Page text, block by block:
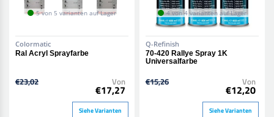
5 von 5 varianten auf Lager
Colormatic
Ral Acryl Sprayfarbe
€23,02 Von
€17,27
Siehe Varianten
4 von 4 varianten auf Lager
Q-Refinish
70-420 Rallye Spray 1K
Universalfarbe
€15,26 Von
€12,20
Siehe Varianten